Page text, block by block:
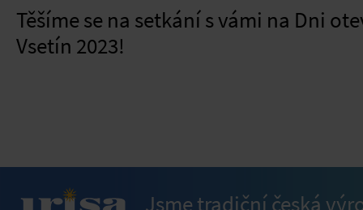
Těšíme se na setkání s vámi na Dni
Vsetín 2023!
Jsme tradiční česká